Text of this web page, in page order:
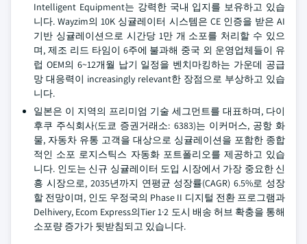
Intelligent Equipment는 강력한 국내 입지를 보유하고 있습
니다. Wayzim의 10K 싱귤레이터 시스템은 CE 인증을 받은 AI
기반 싱귤레이션으로 시간당 1만 개 소포를 처리할 수 있으
며, 제조 리드 타임이 6주에 불과해 중국 외 운영업체들이 유
럽 OEM의 6~12개월 납기 일정을 벤치마킹하는 가운데 공급
망 대응력이 increasingly relevant한 장점으로 부상하고 있습
니다.
일본은 이 지역의 프리미엄 기술 세그먼트를 대표하며, 다이
후쿠 주식회사(도쿄 증권거래소: 6383)는 이커머스, 공항 화
물, 자동차 유통 고객을 대상으로 싱귤레이션을 포함한 종합
적인 소포 로지스틱스 자동화 포트폴리오를 제공하고 있습
니다. 인도는 신규 싱귤레이터 도입 시장에서 가장 중요한 신
흥 시장으로, 2035년까지 연평균 성장률(CAGR) 6.5%로 성장
할 전망이며, 인도 우정국의 Phase II 디지털 전환 프로그램과
Delhivery, Ecom Express의Tier 1·2 도시 배송 허브 확충을 통해
소포량 증가가 뒷받침되고 있습니다.